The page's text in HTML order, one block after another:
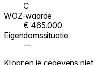
C
WOZ-waarde
€ 465.000
Eigendomssituatie
—
Kloppen je gegevens